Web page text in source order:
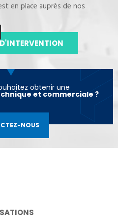
en place auprès de nos
obtenir une
et commerciale ?
NOUS